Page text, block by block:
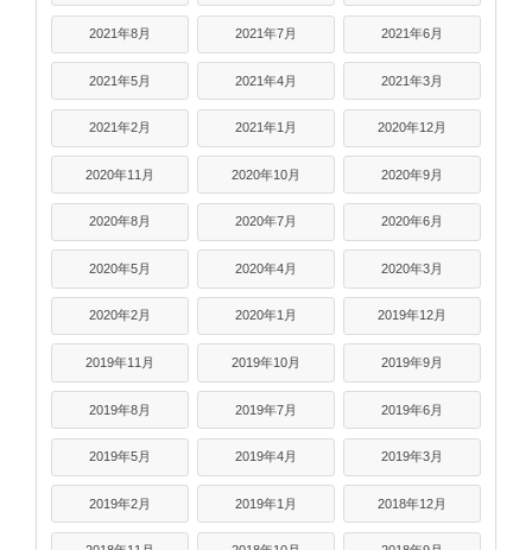
2021年8月 2021年7月 2021年6月
2021年5月 2021年4月 2021年3月
2021年2月 2021年1月 2020年12月
2020年11月 2020年10月 2020年9月
2020年8月 2020年7月 2020年6月
2020年5月 2020年4月 2020年3月
2020年2月 2020年1月 2019年12月
2019年11月 2019年10月 2019年9月
2019年8月 2019年7月 2019年6月
2019年5月 2019年4月 2019年3月
2019年2月 2019年1月 2018年12月